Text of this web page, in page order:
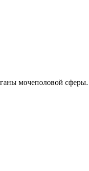
мочеполовой